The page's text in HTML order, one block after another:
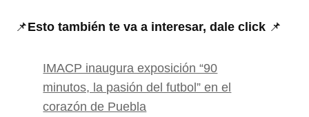
📌Esto también te va a interesar, dale click 📌
IMACP inaugura exposición “90
minutos, la pasión del futbol” en el
corazón de Puebla